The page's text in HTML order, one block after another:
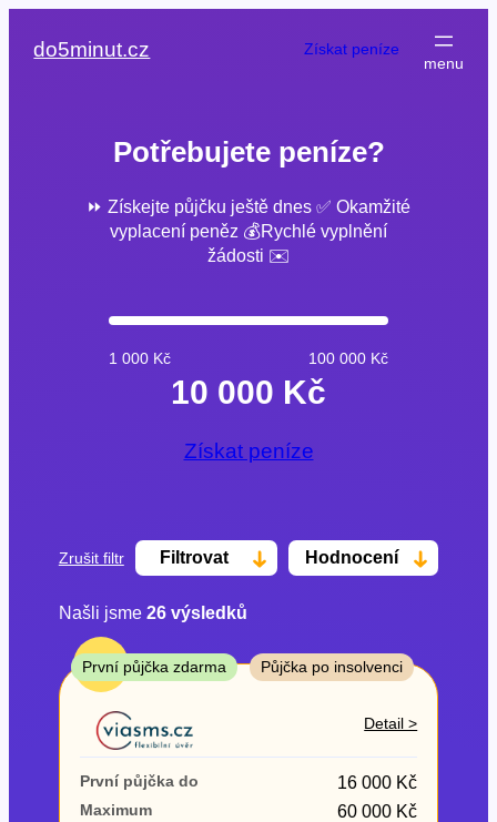
do5minut.cz Získat peníze
Potřebujete peníze?
⏩ Získejte půjčku ještě dnes ✅ Okamžité
vyplacení peněz 💰Rychlé vyplnění
žádosti ✉️
1 000 Kč 100 000 Kč
10 000 Kč
Získat peníze
Zrušit filtr Filtrovat Hodnocení
Cena
Od
První půjčka zdarma
–
Našli jsme 26výsledků
TOP
První půjčka zdarma Půjčka po insolvenci
Detail >
První půjčka do 16 000 Kč
Maximum 60 000 Kč